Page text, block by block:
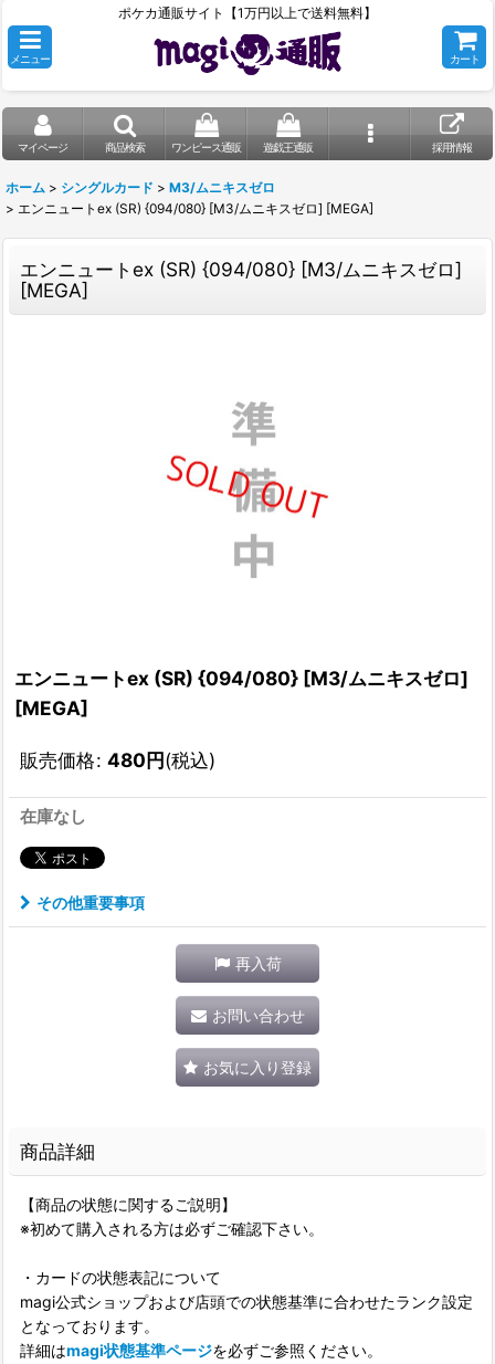
ポケカ通販サイト【1万円以上で送料無料】
メニュー カート
マイページ 商品検索 ワンピース通販 遊戯王通販 採用情報
ホーム > シングルカード > M3/ムニキスゼロ
> エンニュートex (SR) {094/080} [M3/ムニキスゼロ] [MEGA]
エンニュートex (SR) {094/080} [M3/ムニキスゼロ]
[MEGA]
エンニュートex (SR) {094/080} [M3/ムニキスゼロ]
[MEGA]
販売価格: 480円(税込)
在庫なし
その他重要事項
再入荷
お問い合わせ
お気に入り登録
商品詳細
【商品の状態に関するご説明】
※初めて購入される方は必ずご確認下さい。
・カードの状態表記について
magi公式ショップおよび店頭での状態基準に合わせたランク設定
となっております。
詳細はmagi状態基準ページを必ずご参照ください。